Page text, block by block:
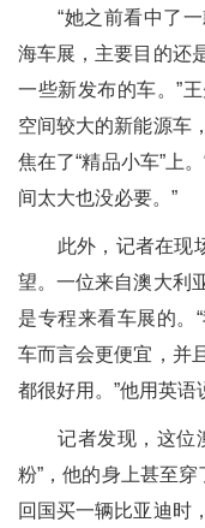
“她之前看中了一
海车展，主要目的还
一些新发布的车。”
空间较大的新能源车
焦在了“精品小车”上
间太大也没必要。”
此外，记者在现场
望。一位来自澳大利
是专程来看车展的。
车而言会更便宜，并
都很好用。”他用英语
记者发现，这位澳
粉”，他的身上甚至
回国买一辆比亚迪时